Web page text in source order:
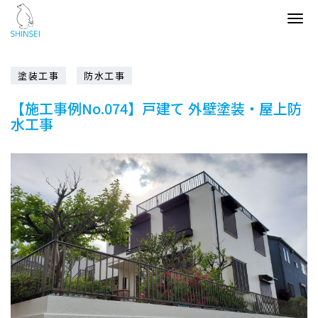
塗装工事 防水工事
【施工事例No.074】戸建て 外壁塗装・屋上防
水工事